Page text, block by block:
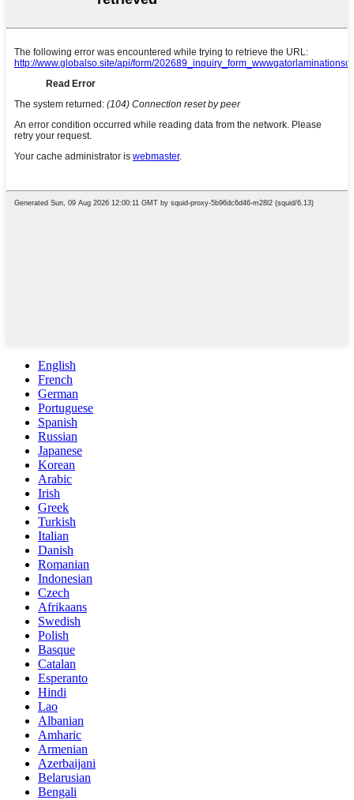
English
French
German
Portuguese
Spanish
Russian
Japanese
Korean
Arabic
Irish
Greek
Turkish
Italian
Danish
Romanian
Indonesian
Czech
Afrikaans
Swedish
Polish
Basque
Catalan
Esperanto
Hindi
Lao
Albanian
Amharic
Armenian
Azerbaijani
Belarusian
Bengali